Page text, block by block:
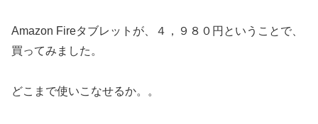
Amazon Fireタブレットが、４，９８０円ということで、
買ってみました。
どこまで使いこなせるか。。